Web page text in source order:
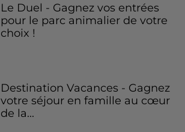
Le Duel - Gagnez vos entrées
pour le parc animalier de votre
choix !
Destination Vacances - Gagnez
votre séjour en famille au cœur
de la...